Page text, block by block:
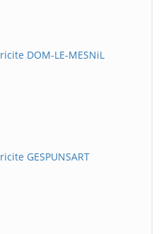
DOM-LE-MESNiL
GESPUNSART